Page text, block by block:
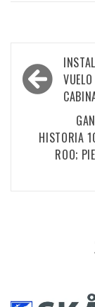
de
entradas
HISTORIA
ROO;